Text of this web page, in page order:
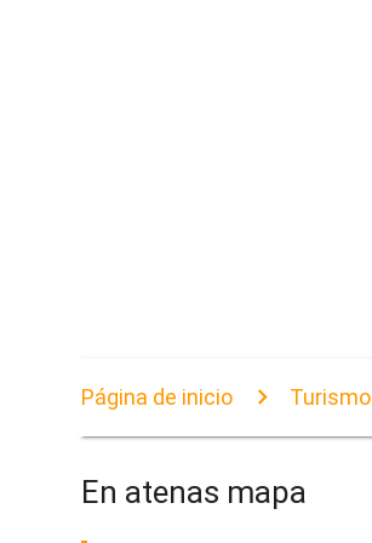
Página de inicio Turismo
En atenas mapa